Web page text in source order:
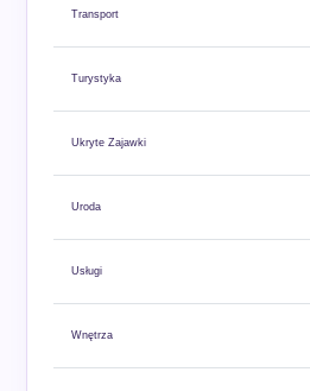
Transport
Turystyka
Ukryte Zajawki
Uroda
Usługi
Wnętrza